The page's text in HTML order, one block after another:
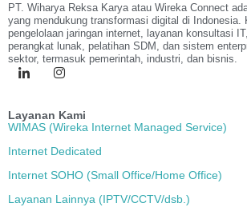
PT. Wiharya Reksa Karya atau Wireka Connect
yang mendukung transformasi digital di Indonesia.
pengelolaan jaringan internet, layanan konsultasi
perangkat lunak, pelatihan SDM, dan sistem
sektor, termasuk pemerintah, industri, dan bisnis.
Layanan Kami
WIMAS (Wireka Internet Managed Service)
Internet Dedicated
Internet SOHO (Small Office/Home Office)
Layanan Lainnya (IPTV/CCTV/dsb.)